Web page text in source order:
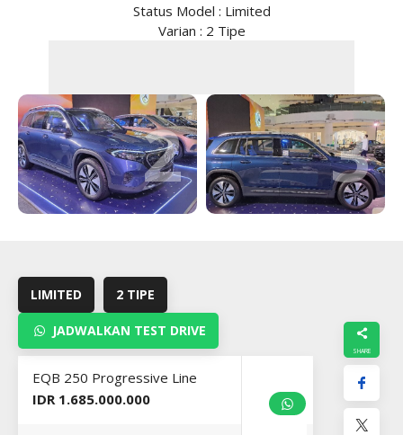
Harga
Kontak
Status Model : Limited
Varian : 2 Tipe
2 3
LIMITED 2 TIPE
JADWALKAN TEST DRIVE
EQB 250 Progressive Line
IDR 1.685.000.000